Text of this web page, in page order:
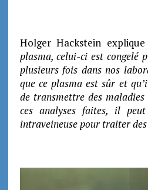
Holger Hackstein explique
plasma, celui-ci est congelé
plusieurs fois dans nos
que ce plasma est sûr et
de transmettre des maladies
ces analyses faites, il
intraveineuse pour traiter